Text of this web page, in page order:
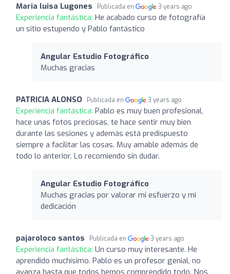
Maria luisa Lugones Publicada en 3 years ago
Experiencia fantástica: He acabado curso de fotografía
un sitio estupendo y Pablo fantástico
Angular Estudio Fotográfico
Muchas gracias
PATRICIA ALONSO Publicada en 3 years ago
Experiencia fantástica: Pablo es muy buen profesional,
hace unas fotos preciosas, te hace sentir muy bien
durante las sesiones y además está predispuesto
siempre a facilitar las cosas. Muy amable además de
todo lo anterior. Lo recomiendo sin dudar.
Angular Estudio Fotográfico
Muchas gracias por valorar mi esfuerzo y mi
dedicación
pajaroloco santos Publicada en 3 years ago
Experiencia fantástica: Un curso muy interesante. He
aprendido muchísimo. Pablo es un profesor genial, no
avanza hasta que todos hemos comprendido todo. Nos